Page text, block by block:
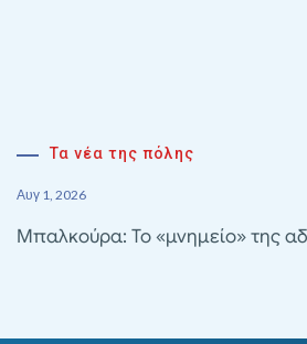
Τα νέα της πόλης
Αυγ 1, 2026
Μπαλκούρα: Το «μνημείο» της